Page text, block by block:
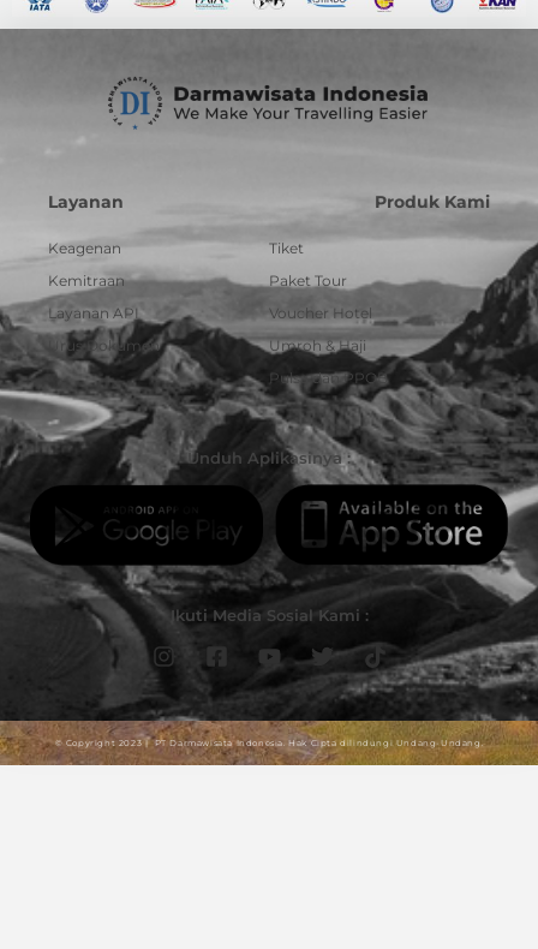
Layanan
Keagenan
Kemitraan
Layanan API
Urus Dokumen
Produk Kami
Tiket
Paket Tour
Voucher Hotel
Umroh & Haji
Pulsa dan PPOB
Unduh Aplikasinya :
Ikuti Media Sosial Kami :
© Copyright 2023 | PT Darmawisata Indonesia. Hak Cipta dilindungi Undang-Undang.